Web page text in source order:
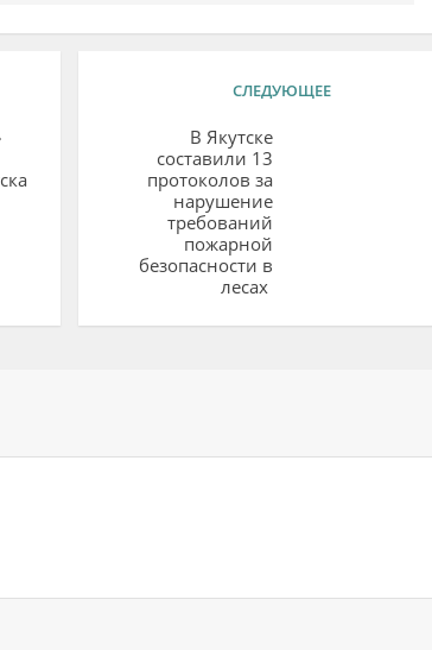
СЛЕДУЮЩЕЕ
В Якутске
составили 13
протоколов за
нарушение
требований
пожарной
безопасности в
лесах